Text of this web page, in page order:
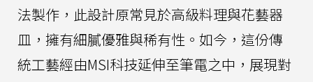
法製作，此設計原常見於高級料理與花藝器
皿，擁有細膩優雅與稀有性。如今，這份傳
統工藝經由MSI科技延伸至筆電之中，展現對